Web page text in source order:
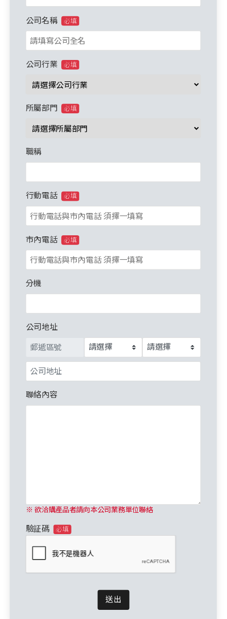
公司名稱 必填
公司行業 必填
所屬部門 必填
職稱
行動電話 必填
市內電話 必填
分機
公司地址
聯絡內容
※ 欲洽購產品者請向本公司業務單位聯絡
驗証碼 必填
送出